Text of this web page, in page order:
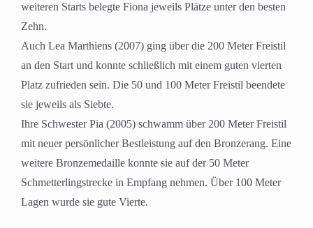
weiteren Starts belegte Fiona jeweils Plätze unter den besten
Zehn.
Auch Lea Marthiens (2007) ging über die 200 Meter Freistil
an den Start und konnte schließlich mit einem guten vierten
Platz zufrieden sein. Die 50 und 100 Meter Freistil beendete
sie jeweils als Siebte.
Ihre Schwester Pia (2005) schwamm über 200 Meter Freistil
mit neuer persönlicher Bestleistung auf den Bronzerang. Eine
weitere Bronzemedaille konnte sie auf der 50 Meter
Schmetterlingstrecke in Empfang nehmen. Über 100 Meter
Lagen wurde sie gute Vierte.